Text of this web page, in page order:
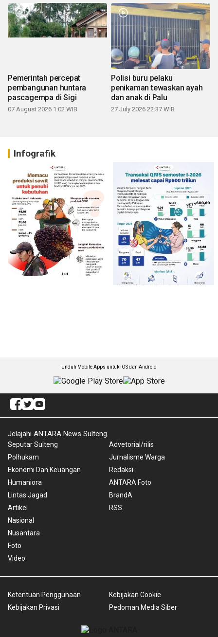
Pemerintah percepat
pembangunan huntara
pascagempa di Sigi
07 August 2026 1:02 WIB
Polisi buru pelaku
penikaman tewaskan ayah
dan anak di Palu
27 July 2026 22:37 WIB
Infografik
Unduh Mobile Apps untuk iOS dan Android
Jelajahi ANTARA News Sulteng
Seputar Sulteng
Polhukam
Ekonomi Dan Keuangan
Humaniora
Lintas Jagad
Artikel
Nasional
Nusantara
Foto
Video
Advetorial/rilis
Jurnalisme Warga
Redaksi
ANTARA Foto
BrandA
RSS
Ketentuan Penggunaan
Kebijakan Privasi
Kebijakan Cookie
Pedoman Media Siber